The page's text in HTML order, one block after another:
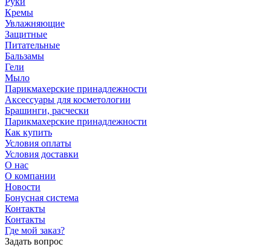
Кремы
Увлажняющие
Защитные
Питательные
Бальзамы
Гели
Мыло
Парикмахерские принадлежности
Аксессуары для косметологии
Брашинги, расчески
Парикмахерские принадлежности
Как купить
Условия оплаты
Условия доставки
О нас
О компании
Новости
Бонусная система
Контакты
Контакты
Где мой заказ?
Задать вопрос